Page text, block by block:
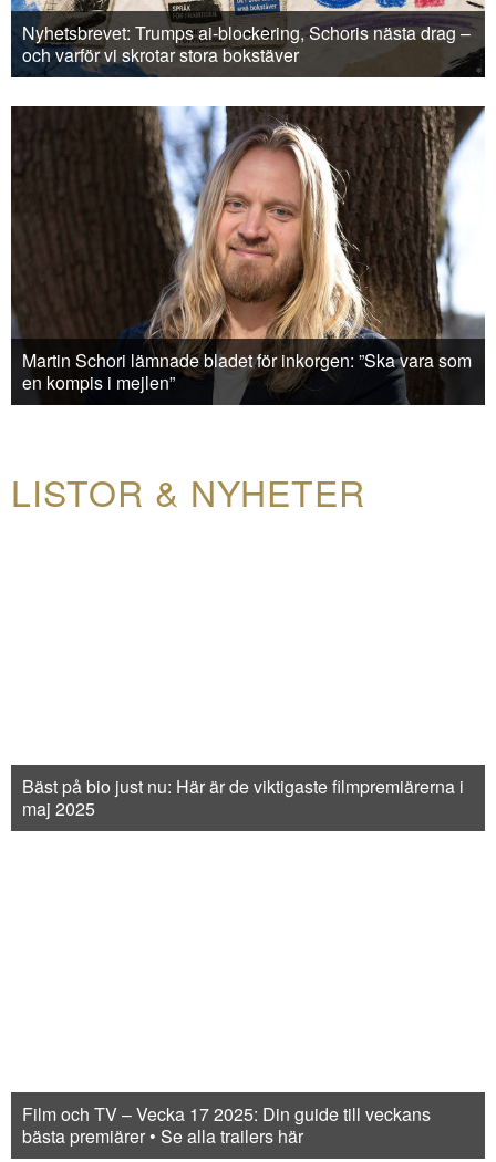
Nyhetsbrevet: Trumps ai-blockering, Schoris nästa drag –
och varför vi skrotar stora bokstäver
Martin Schori lämnade bladet för inkorgen: ”Ska vara som
en kompis i mejlen”
LISTOR & NYHETER
Bäst på bio just nu: Här är de viktigaste filmpremiärerna i
maj 2025
Film och TV – Vecka 17 2025: Din guide till veckans
bästa premiärer • Se alla trailers här